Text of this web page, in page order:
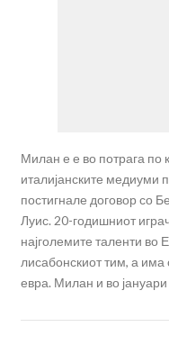
Милан е е во потрага по
италијанските медиуми
постигнале договор со
Луис. 20-годишниот
најголемите таленти во
лисабонскиот тим, а
евра. Милан и во